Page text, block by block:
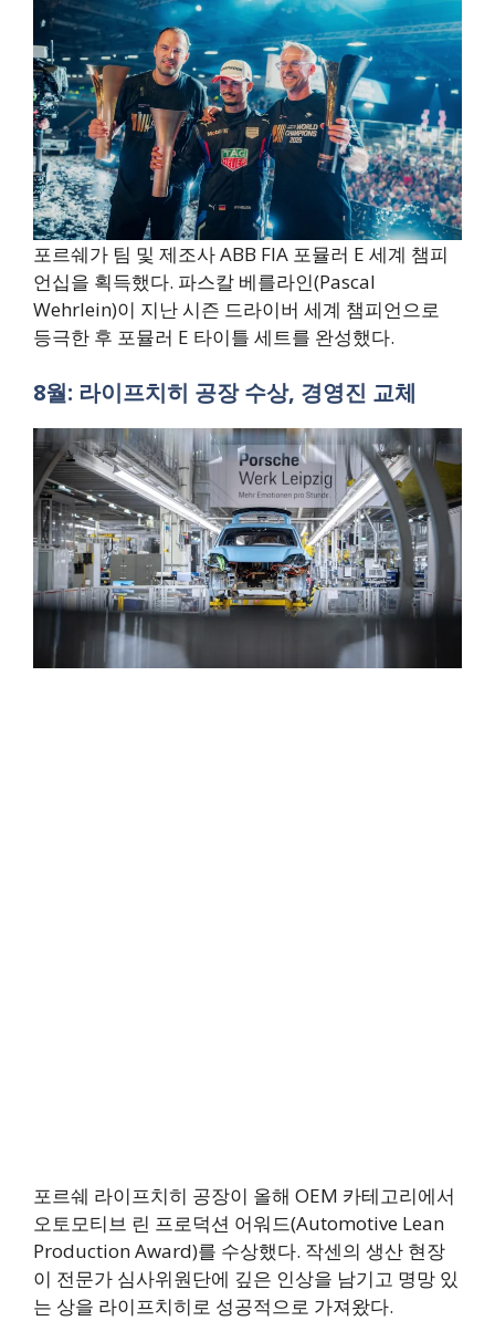
포르쉐가 팀 및 제조사 ABB FIA 포뮬러 E 세계 챔피
언십을 획득했다. 파스칼 베를라인(Pascal
Wehrlein)이 지난 시즌 드라이버 세계 챔피언으로
등극한 후 포뮬러 E 타이틀 세트를 완성했다.
8월: 라이프치히 공장 수상, 경영진 교체
포르쉐 라이프치히 공장이 올해 OEM 카테고리에서
오토모티브 린 프로덕션 어워드(Automotive Lean
Production Award)를 수상했다. 작센의 생산 현장
이 전문가 심사위원단에 깊은 인상을 남기고 명망 있
는 상을 라이프치히로 성공적으로 가져왔다.